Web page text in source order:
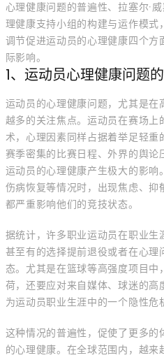
心理健康问题的普遍性、拉塞尔·
理健康支持小组的构建与运作模
调节促进运动员的心理健康四个方
际影响。
1、运动员心理健康问题
运动员的心理健康问题，尤其是在
越多的关注焦点。运动员在赛场上
术，心理因素同样占据着举足轻重
赛季密集的比赛日程、外界的舆
运动员的心理健康产生极大的影响
伤病恢复等情况时，出现焦虑、
都严重影响他们的竞技状态。
据统计，许多职业运动员在职业生
甚至有的选择提前退役或者在心理
态。尤其是在篮球等高强度项目中
荷，还要应对来自媒体、球迷的
为运动员职业生涯中的一个隐性危
这种情况的普遍性，促使了更多的
的心理健康。在全球范围内，越